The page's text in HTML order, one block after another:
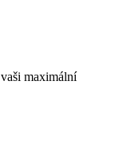
maximální